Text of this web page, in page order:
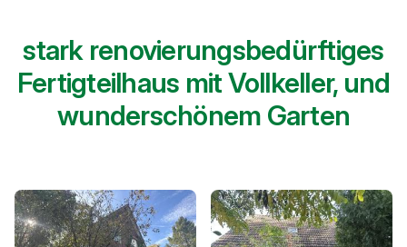
stark renovierungsbedürftiges
Fertigteilhaus mit Vollkeller, und
wunderschönem Garten